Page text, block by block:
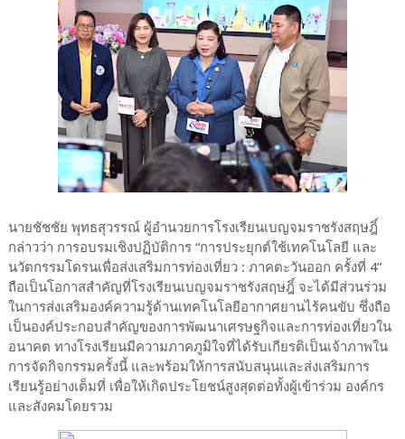
นายชัชชัย พุทธสุวรรณ์ ผู้อำนวยการโรงเรียนเบญจมราชรังสฤษฎิ์
กล่าวว่า การอบรมเชิงปฏิบัติการ “การประยุกต์ใช้เทคโนโลยี และ
นวัตกรรมโดรนเพื่อส่งเสริมการท่องเที่ยว : ภาคตะวันออก ครั้งที่ 4”
ถือเป็นโอกาสสำคัญที่โรงเรียนเบญจมราชรังสฤษฎิ์ จะได้มีส่วนร่วม
ในการส่งเสริมองค์ความรู้ด้านเทคโนโลยีอากาศยานไร้คนขับ ซึ่งถือ
เป็นองค์ประกอบสำคัญของการพัฒนาเศรษฐกิจและการท่องเที่ยวใน
อนาคต ทางโรงเรียนมีความภาคภูมิใจที่ได้รับเกียรติเป็นเจ้าภาพใน
การจัดกิจกรรมครั้งนี้ และพร้อมให้การสนับสนุนและส่งเสริมการ
เรียนรู้อย่างเต็มที่ เพื่อให้เกิดประโยชน์สูงสุดต่อทั้งผู้เข้าร่วม องค์กร
และสังคมโดยรวม